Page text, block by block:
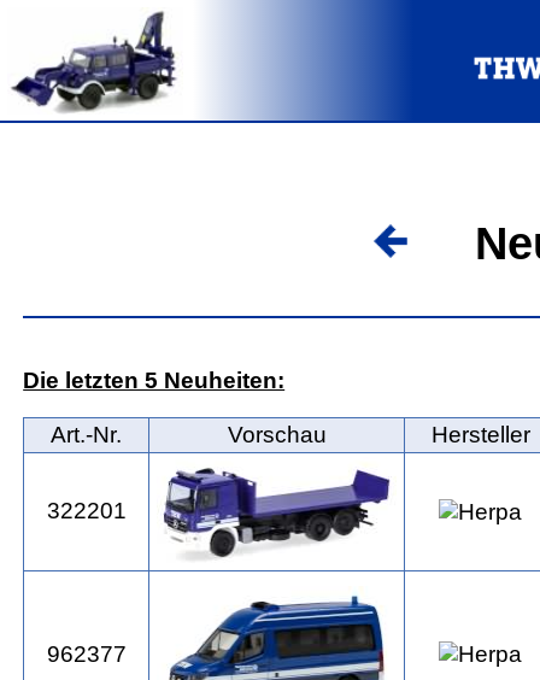
Die letzten 5 Neuheiten:
Art.‑Nr. Vorschau Hersteller
322201
962377